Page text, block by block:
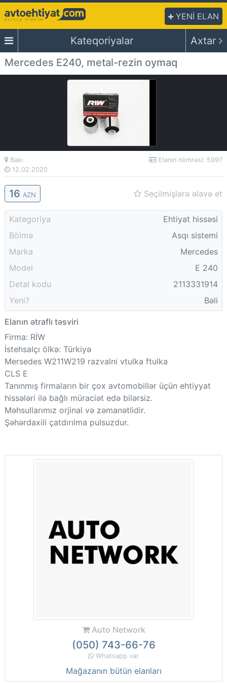
YENİ ELAN
Kateqoriyalar
Axtar
Mercedes E240, metal-rezin oymaq
Bakı
12.02.2020
Elanın nömrəsi: 5997
16 AZN Seçilmişlərə əlavə et
Kategoriya
Ehtiyat hissəsi
Bölmə
Asqı sistemi
Marka
Mercedes
Model
E 240
Detal kodu
2113331914
Yeni?
Bəli
Elanın ətraflı təsviri
Firma: RİW
İstehsalçı ölkə: Türkiyə
Mersedes W211W219 razvalni vtulka ftulka
CLS E
Tanınmış firmaların bir çox avtomobillər üçün ehtiyyat
hissələri ilə bağlı müraciət edə bilərsiz.
Məhsullarımız orjinal və zəmanətlidir.
Şəhərdaxili çatdırılma pulsuzdur.
Auto Network
(050) 743-66-76
Whatsapp var
Mağazanın bütün elanları